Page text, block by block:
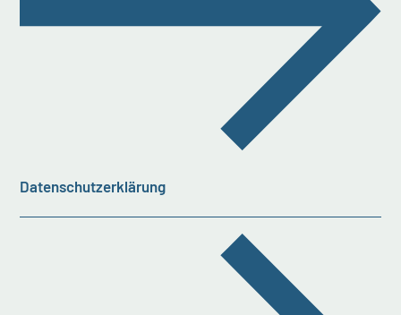
Datenschutzerklärung